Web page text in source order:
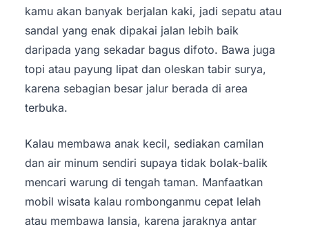
kamu akan banyak berjalan kaki, jadi sepatu atau
sandal yang enak dipakai jalan lebih baik
daripada yang sekadar bagus difoto. Bawa juga
topi atau payung lipat dan oleskan tabir surya,
karena sebagian besar jalur berada di area
terbuka.
Kalau membawa anak kecil, sediakan camilan
dan air minum sendiri supaya tidak bolak-balik
mencari warung di tengah taman. Manfaatkan
mobil wisata kalau rombonganmu cepat lelah
atau membawa lansia, karena jaraknya antar